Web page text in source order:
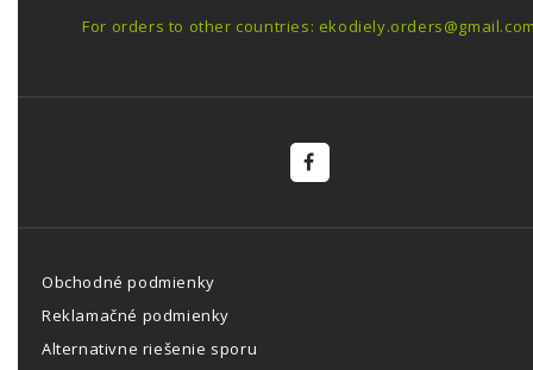
For orders to other countries:
Obchodné podmienky
Reklamačné podmienky
Alternativne riešenie sporu